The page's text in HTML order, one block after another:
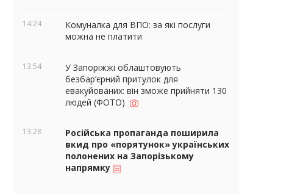
14:24
Комуналка для ВПО: за які послуги
можна не платити
13:54
У Запоріжжі облаштовують
безбар’єрний притулок для
евакуйованих: він зможе прийняти 130
людей (ФОТО)
13:28
Російська пропаганда поширила
вкид про «порятунок» українських
полонених на Запорізькому
напрямку